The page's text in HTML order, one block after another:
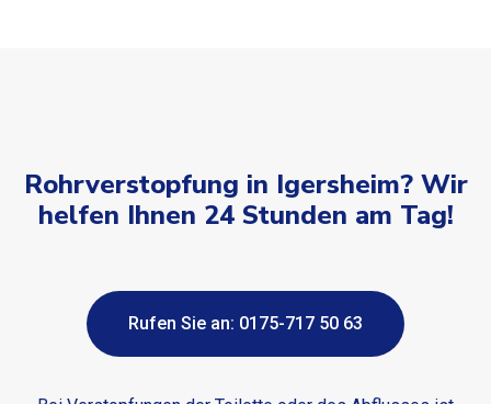
Rohrverstopfung in Igersheim? Wir
helfen Ihnen 24 Stunden am Tag!
Rufen Sie an: 0175-717 50 63